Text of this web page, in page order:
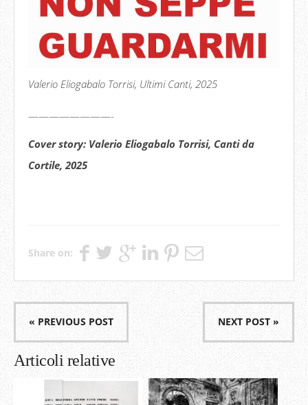
Valerio Eliogabalo Torrisi, Ultimi Canti, 2025
————————-
Cover story: Valerio Eliogabalo Torrisi, Canti da
Cortile, 2025
Share on:
« PREVIOUS POST NEXT POST »
Articoli relative